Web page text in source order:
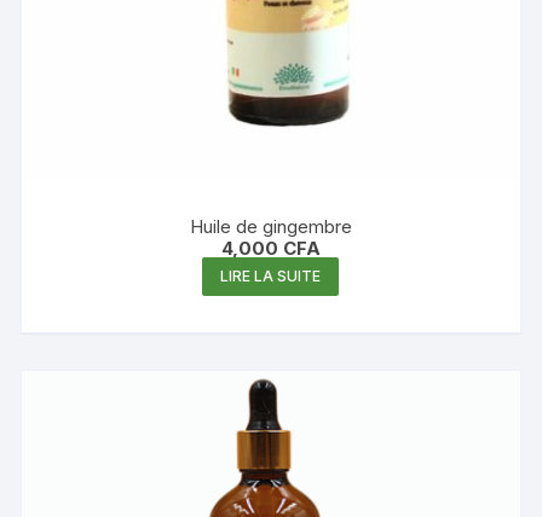
Huile de gingembre
4,000 CFA
LIRE LA SUITE